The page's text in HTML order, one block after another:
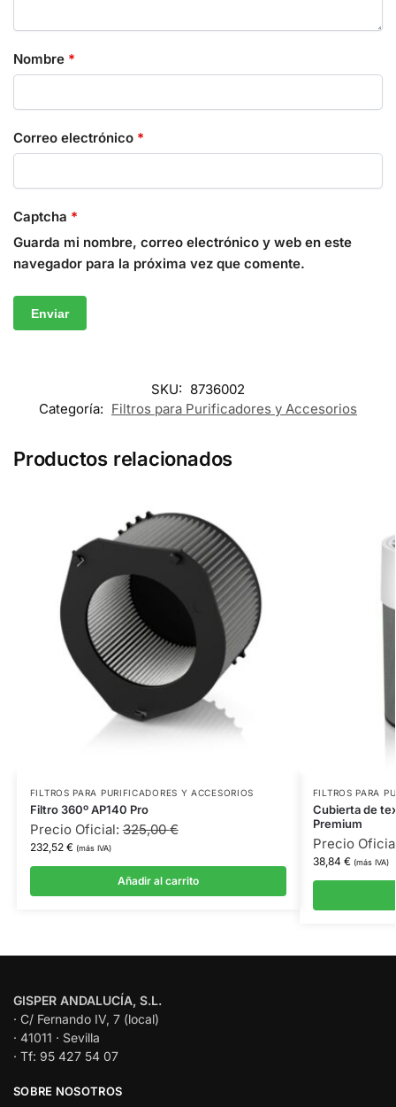
Nombre *
Correo electrónico *
Captcha *
Guarda mi nombre, correo electrónico y web en este
navegador para la próxima vez que comente.
SKU: 8736002
Categoría: Filtros para Purificadores y Accesorios
Productos relacionados
FILTROS PARA PURIFICADORES Y ACCESORIOS
Filtro 360º AP140 Pro
Precio Oficial:325,00€
232,52 € (más IVA)
Añadir al carrito
FILTROS PARA
Cubierta de
Premium
Precio
38,84 € (más IVA)
GISPER ANDALUCÍA, S.L.
· C/ Fernando IV, 7 (local)
· 41011 · Sevilla
· Tf: 95 427 54 07
SOBRE NOSOTROS